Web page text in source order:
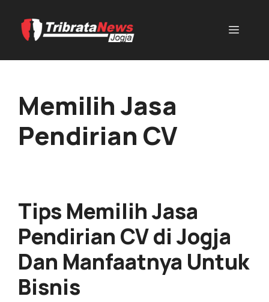
Memilih Jasa
Pendirian CV
Tips Memilih Jasa
Pendirian CV di Jogja
Dan Manfaatnya Untuk
Bisnis